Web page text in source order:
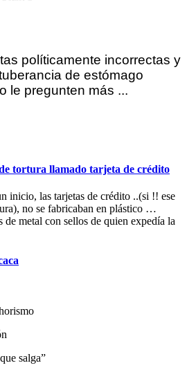
políticamente incorrectas y
de estómago
le pregunten más ...
tortura llamado tarjeta de crédito
inicio, las tarjetas de crédito ..(si !! ese
no se fabricaban en plástico …
de metal con sellos de quien expedía la
salga”